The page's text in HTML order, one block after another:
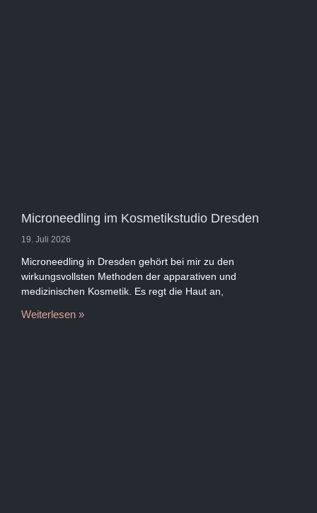
Microneedling im Kosmetikstudio Dresden
19. Juli 2026
Microneedling in Dresden gehört bei mir zu den
wirkungsvollsten Methoden der apparativen und
medizinischen Kosmetik. Es regt die Haut an,
Weiterlesen »